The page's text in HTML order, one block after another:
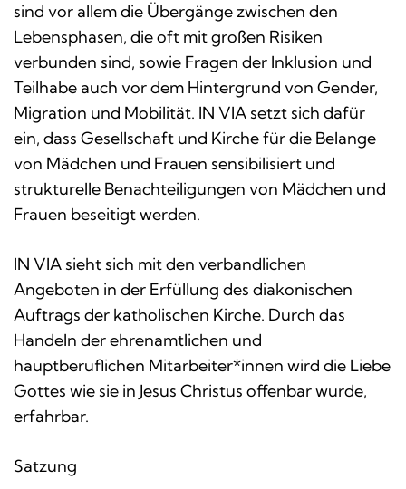
sind vor allem die Übergänge zwischen den
Lebensphasen, die oft mit großen Risiken
verbunden sind, sowie Fragen der Inklusion und
Teilhabe auch vor dem Hintergrund von Gender,
Migration und Mobilität. IN VIA setzt sich dafür
ein, dass Gesellschaft und Kirche für die Belange
von Mädchen und Frauen sensibilisiert und
strukturelle Benachteiligungen von Mädchen und
Frauen beseitigt werden.
IN VIA sieht sich mit den verbandlichen
Angeboten in der Erfüllung des diakonischen
Auftrags der katholischen Kirche. Durch das
Handeln der ehrenamtlichen und
hauptberuflichen Mitarbeiter*innen wird die Liebe
Gottes wie sie in Jesus Christus offenbar wurde,
erfahrbar.
Satzung